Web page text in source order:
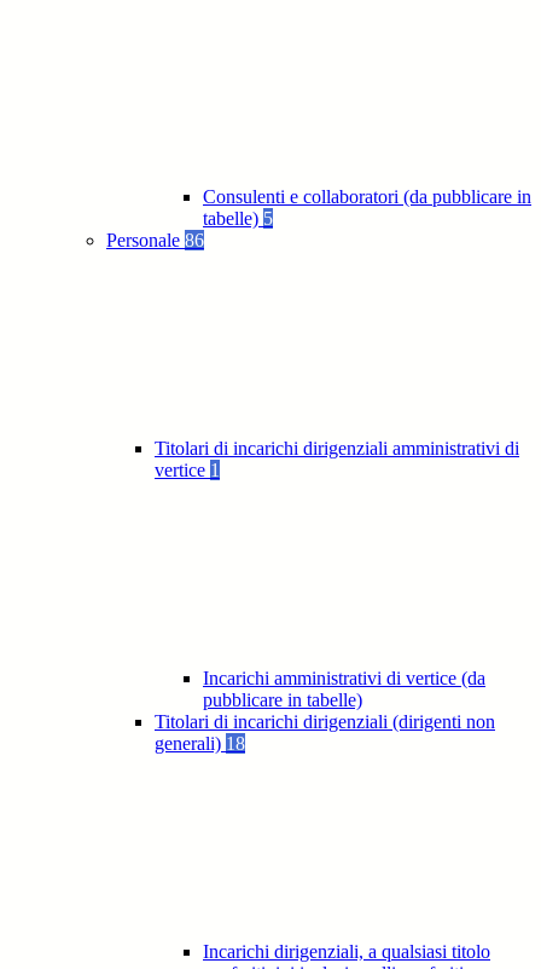
Consulenti e collaboratori (da pubblicare in
tabelle) 5
Personale 86
Titolari di incarichi dirigenziali amministrativi di
vertice 1
Incarichi amministrativi di vertice (da
pubblicare in tabelle)
Titolari di incarichi dirigenziali (dirigenti non
generali) 18
Incarichi dirigenziali, a qualsiasi titolo